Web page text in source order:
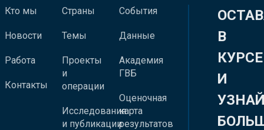
Кто мы
Новости
Работа
Контакты
Страны
Темы
Проекты
и
операции
Исследования
и публикации
События
Данные
Академия
ГВБ
Оценочная
карта
результатов
В
КУРСЕ
И